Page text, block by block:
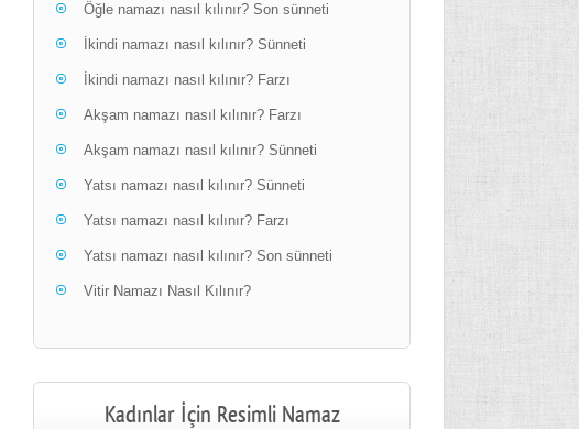
Öğle namazı nasıl kılınır? Son sünneti
İkindi namazı nasıl kılınır? Sünneti
İkindi namazı nasıl kılınır? Farzı
Akşam namazı nasıl kılınır? Farzı
Akşam namazı nasıl kılınır? Sünneti
Yatsı namazı nasıl kılınır? Sünneti
Yatsı namazı nasıl kılınır? Farzı
Yatsı namazı nasıl kılınır? Son sünneti
Vitir Namazı Nasıl Kılınır?
Kadınlar İçin Resimli Namaz